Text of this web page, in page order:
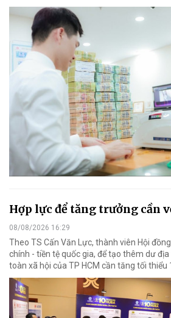
Hợp lực để tăng trưởng cần
08/08/2026 16:29
Theo TS Cấn Văn Lực, thành viên Hội
chính - tiền tệ quốc gia, để tạo thêm dư
toàn xã hội của TP HCM cần tăng tối thiểu